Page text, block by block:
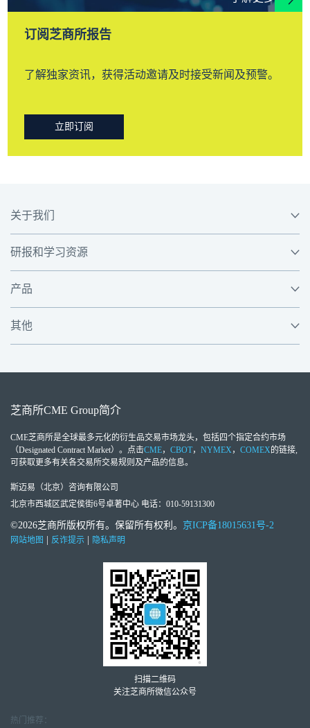
订阅芝商所报告
了解独家资讯，获得活动邀请及时接受新闻及预警。
立即订阅
关于我们
研报和学习资源
产品
其他
芝商所CME Group简介
CME芝商所是全球最多元化的衍生品交易市场龙头，包括四个指定合约市场
（Designated Contract Market）。点击CME， CBOT， NYMEX ， COMEX的链接,
可获取更多有关各交易所交易规则及产品的信息。
斯迈易（北京）咨询有限公司
北京市西城区武定侯街6号卓著中心 电话：010-59131300
©2026芝商所版权所有。保留所有权利。 京ICP备18015631号-2
网站地图 反诈提示 隐私声明
扫描二维码
关注芝商所微信公众号
热门推荐：